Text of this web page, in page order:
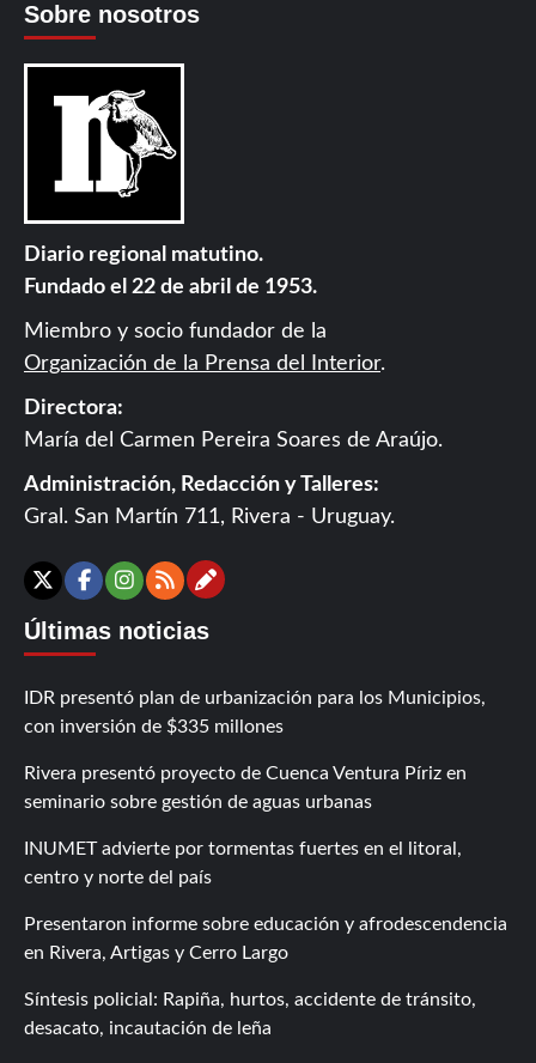
Sobre nosotros
Diario regional matutino.
Fundado el 22 de abril de 1953.
Miembro y socio fundador de la
Organización de la Prensa del Interior.
Directora:
María del Carmen Pereira Soares de Araújo.
Administración, Redacción y Talleres:
Gral. San Martín 711, Rivera - Uruguay.
X Facebook
Instagram
RSSContáctanos
Últimas noticias
IDR presentó plan de urbanización para los Municipios,
con inversión de $335 millones
Rivera presentó proyecto de Cuenca Ventura Píriz en
seminario sobre gestión de aguas urbanas
INUMET advierte por tormentas fuertes en el litoral,
centro y norte del país
Presentaron informe sobre educación y afrodescendencia
en Rivera, Artigas y Cerro Largo
Síntesis policial: Rapiña, hurtos, accidente de tránsito,
desacato, incautación de leña